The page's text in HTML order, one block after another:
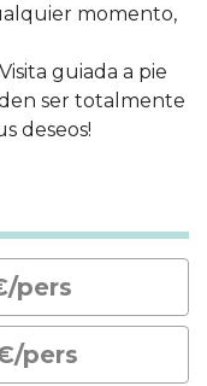
momento,
guiada a pie
ser totalmente
deseos!
pers
pers